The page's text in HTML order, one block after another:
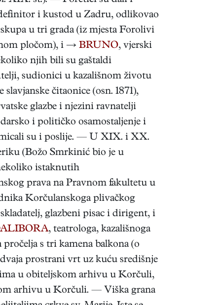
i kustod u Zadru, odlikovao
u tri grada (iz mjesta Forolivi
pločom), i → BRUNO, vjerski
njih bili su gaštaldi
sudionici u kazališnom životu
čitaonice (osn. 1871),
glazbe i njezini ravnatelji
i političko osamostaljenje i
su i poslije. — U XIX. i XX.
(Božo Smrkinić bio je u
istaknutih
prava na Pravnom fakultetu u
Korčulanskoga plivačkog
glazbeni pisac i dirigent, i
, teatrologa, kazališnoga
s tri kamena balkona (o
prostrani vrt uz kuću središnje
u obiteljskom arhivu u Korčuli,
arhivu u Korčuli. — Viška grana